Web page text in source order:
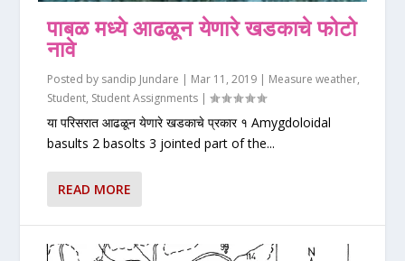
पाबळ मध्ये आढळून येणारे खडकाचे फोटो
नावे
Posted by sandip Jundare | Mar 11, 2019 | Measure weather,
Student, Student Assignments |
या परिसरात आढळून येणारे खडकाचे प्रकार १ Amygdoloidal
basults 2 basolts 3 jointed part of the...
READ MORE